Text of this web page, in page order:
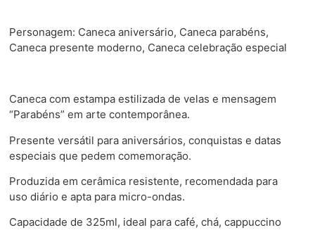
Personagem: Caneca aniversário, Caneca parabéns,
Caneca presente moderno, Caneca celebração especial
Caneca com estampa estilizada de velas e mensagem
“Parabéns” em arte contemporânea.
Presente versátil para aniversários, conquistas e datas
especiais que pedem comemoração.
Produzida em cerâmica resistente, recomendada para
uso diário e apta para micro-ondas.
Capacidade de 325ml, ideal para café, chá, cappuccino